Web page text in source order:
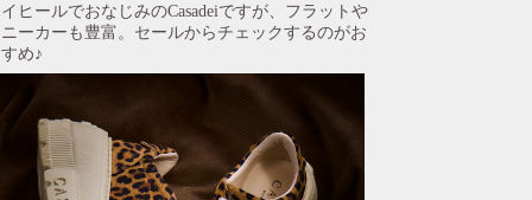
ヒールでおなじみのCasadeiですが、フラットや
ーカーも豊富。セールからチェックするのがお
め♪